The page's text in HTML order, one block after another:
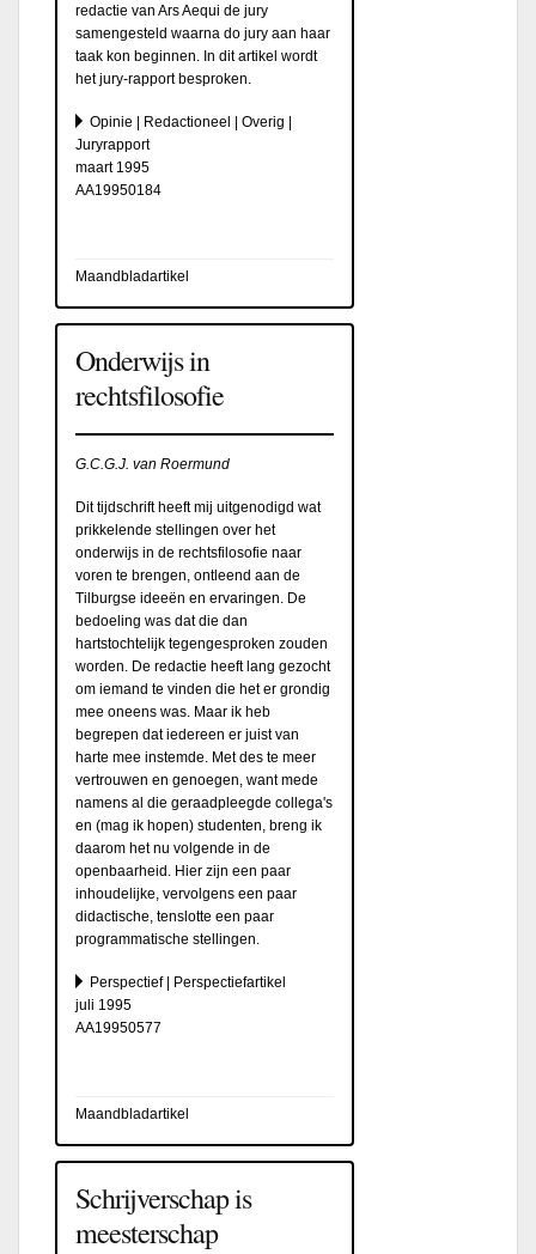
redactie van Ars Aequi de jury
samengesteld waarna do jury aan haar
taak kon beginnen. In dit artikel wordt
het jury-rapport besproken.
Opinie | Redactioneel | Overig |
Juryrapport
maart 1995
AA19950184
Maandbladartikel
Onderwijs in
rechtsfilosofie
G.C.G.J. van Roermund
Dit tijdschrift heeft mij uitgenodigd wat
prikkelende stellingen over het
onderwijs in de rechtsfilosofie naar
voren te brengen, ontleend aan de
Tilburgse ideeën en ervaringen. De
bedoeling was dat die dan
hartstochtelijk tegengesproken zouden
worden. De redactie heeft lang gezocht
om iemand te vinden die het er grondig
mee oneens was. Maar ik heb
begrepen dat iedereen er juist van
harte mee instemde. Met des te meer
vertrouwen en genoegen, want mede
namens al die geraadpleegde collega's
en (mag ik hopen) studenten, breng ik
daarom het nu volgende in de
openbaarheid. Hier zijn een paar
inhoudelijke, vervolgens een paar
didactische, tenslotte een paar
programmatische stellingen.
Perspectief | Perspectiefartikel
juli 1995
AA19950577
Maandbladartikel
Schrijverschap is
meesterschap